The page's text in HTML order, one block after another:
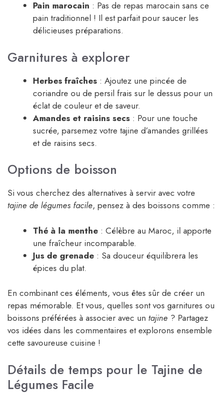
Pain marocain : Pas de repas marocain sans ce
pain traditionnel ! Il est parfait pour saucer les
délicieuses préparations.
Garnitures à explorer
Herbes fraîches : Ajoutez une pincée de
coriandre ou de persil frais sur le dessus pour un
éclat de couleur et de saveur.
Amandes et raisins secs : Pour une touche
sucrée, parsemez votre tajine d’amandes grillées
et de raisins secs.
Options de boisson
Si vous cherchez des alternatives à servir avec votre
tajine de légumes facile, pensez à des boissons comme :
Thé à la menthe : Célèbre au Maroc, il apporte
une fraîcheur incomparable.
Jus de grenade : Sa douceur équilibrera les
épices du plat.
En combinant ces éléments, vous êtes sûr de créer un
repas mémorable. Et vous, quelles sont vos garnitures ou
boissons préférées à associer avec un tajine ? Partagez
vos idées dans les commentaires et explorons ensemble
cette savoureuse cuisine !
Détails de temps pour le Tajine de
Légumes Facile